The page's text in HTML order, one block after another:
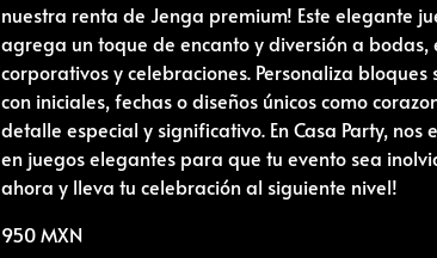
nuestra renta de Jenga premium! Este elegante
agrega un toque de encanto y diversión a bodas,
corporativos y celebraciones. Personaliza bloques
con iniciales, fechas o diseños únicos como
detalle especial y significativo. En Casa Party, nos
en juegos elegantes para que tu evento sea
ahora y lleva tu celebración al siguiente nivel!
950 MXN